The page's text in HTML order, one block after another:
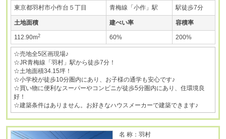
東京都羽村市小作台５丁目 青梅線「小作」駅 駅徒歩7分
土地面積 建ぺい率 容積率
112.90m2 60% 200%
☆売地全5区画現場♪
☆JR青梅線「羽村」駅から徒歩7分！
☆土地面積34.15坪！
☆小学校が徒歩10分圏内にあり、お子様の通学も安心です♪
☆買い物に便利なスーパーやコンビニが徒歩5分圏内にあり、住環境良
好！
☆建築条件はありません。お好きなハウスメーカーで建築できます♪
名 称：羽村